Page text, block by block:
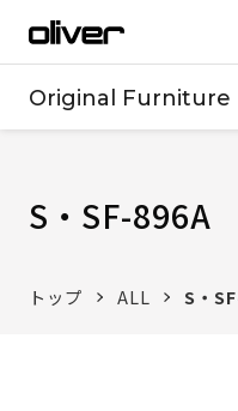
Original Furniture
S・SF-896A
トップ ALL S・